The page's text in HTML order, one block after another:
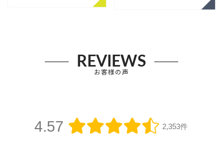
REVIEWS
お客様の声
4.57 2,353件